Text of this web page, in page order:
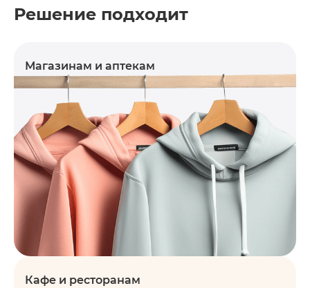
Решение подходит
Магазинам и аптекам
Кафе и ресторанам